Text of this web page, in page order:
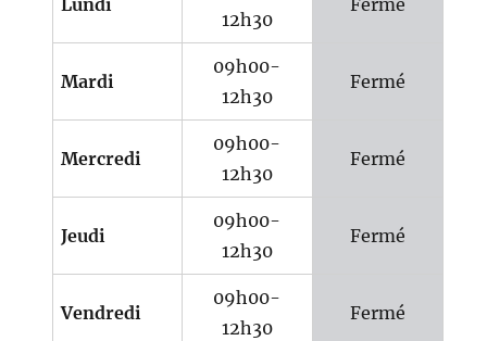
Lundi
12h30
Fermé
Mardi
09h00-
12h30
Fermé
Mercredi
09h00-
12h30
Fermé
Jeudi
09h00-
12h30
Fermé
Vendredi
09h00-
12h30
Fermé